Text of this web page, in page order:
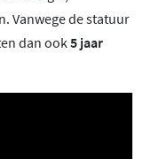
Vanwege de statuur
dan ook5 jaar